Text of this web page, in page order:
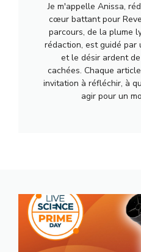
Je m'appelle Anissa,
cœur battant pour
parcours, de la plume
rédaction, est guidé par
et le désir ardent
cachées. Chaque
invitation à réfléchir, à
agir pour un